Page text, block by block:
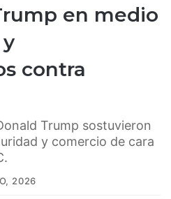
en medio
contra
Trump sostuvieron
y comercio de cara
2026